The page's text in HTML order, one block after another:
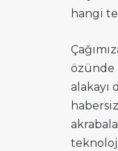
hangi
özünde